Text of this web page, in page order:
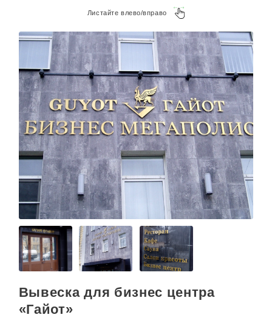
Листайте влево/вправо
Вывеска для бизнес центра
«Гайот»